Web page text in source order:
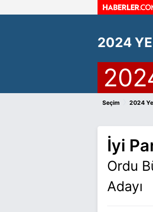
2024
Seçim 2024
İyi
Ordu
Adayı